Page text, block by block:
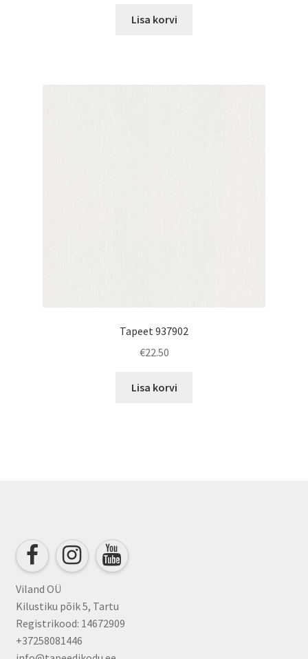
Lisa korvi
Tapeet 937902
€22.50
Lisa korvi
Viland OÜ
Kilustiku põik 5, Tartu
Registrikood: 14672909
+37258081446